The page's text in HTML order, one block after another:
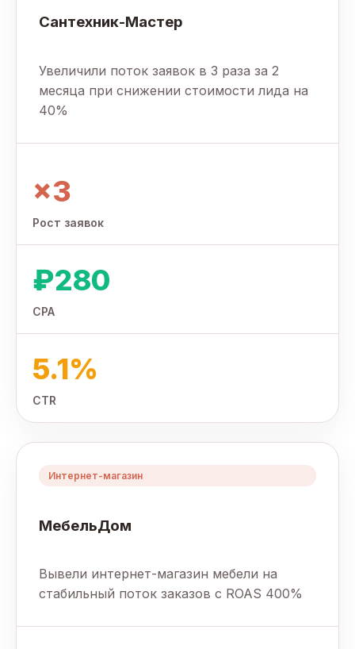
Сантехник-Мастер
Увеличили поток заявок в 3 раза за 2
месяца при снижении стоимости лида на
40%
×3
Рост заявок
₽280
CPA
5.1%
CTR
Интернет-магазин
МебельДом
Вывели интернет-магазин мебели на
стабильный поток заказов с ROAS 400%